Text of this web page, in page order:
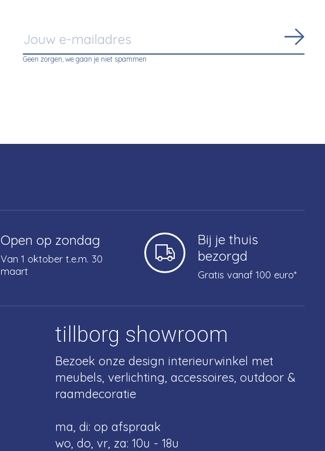
Geen zorgen, we gaan je niet spammen
Open op zondag
Van 1 oktober t.e.m. 30
maart
Bij je thuis
bezorgd
Gratis vanaf 100 euro*
tillborg showroom
Bezoek onze design interieurwinkel met
meubels, verlichting, accessoires, outdoor &
raamdecoratie
ma, di: op afspraak
wo, do, vr, za: 10u - 18u